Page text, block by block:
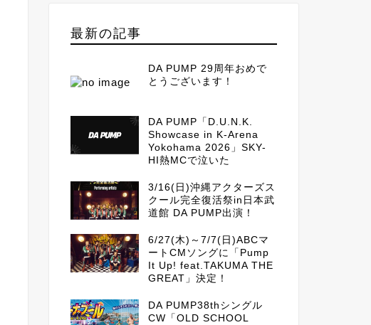
最新の記事
DA PUMP 29周年おめで
とうございます！
DA PUMP「D.U.N.K.
Showcase in K-Arena
Yokohama 2026」SKY-
HI熱MCで泣いた
3/16(日)沖縄アクターズス
クール完全復活祭in日本武
道館 DA PUMP出演！
6/27(木)～7/7(日)ABCマ
ートCMソングに「Pump
It Up! feat.TAKUMA THE
GREAT」決定！
DA PUMP38thシングル
CW「OLD SCHOOL